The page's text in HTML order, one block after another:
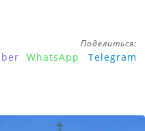
Поделиться:
WhatsApp Telegram